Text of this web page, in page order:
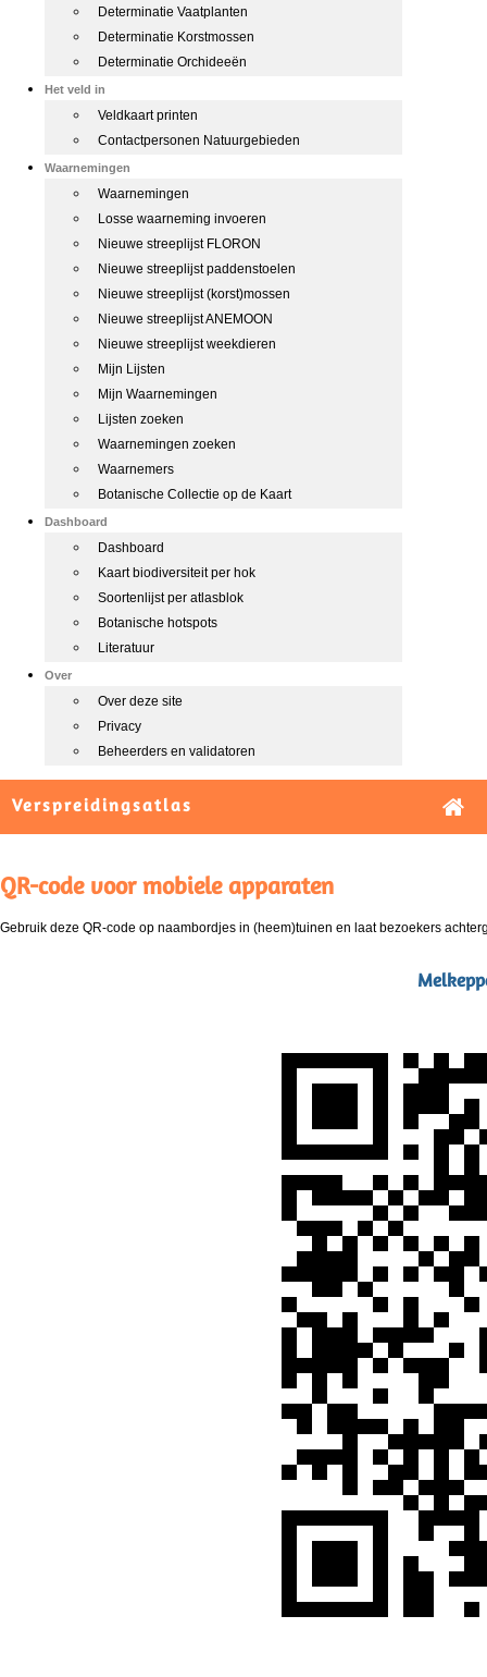
Determinatie Vaatplanten
Determinatie Korstmossen
Determinatie Orchideeën
Het veld in
Veldkaart printen
Contactpersonen Natuurgebieden
Waarnemingen
Waarnemingen
Losse waarneming invoeren
Nieuwe streeplijst FLORON
Nieuwe streeplijst paddenstoelen
Nieuwe streeplijst (korst)mossen
Nieuwe streeplijst ANEMOON
Nieuwe streeplijst weekdieren
Mijn Lijsten
Mijn Waarnemingen
Lijsten zoeken
Waarnemingen zoeken
Waarnemers
Botanische Collectie op de Kaart
Dashboard
Dashboard
Kaart biodiversiteit per hok
Soortenlijst per atlasblok
Botanische hotspots
Literatuur
Over
Over deze site
Privacy
Beheerders en validatoren
Verspreidingsatlas
QR-code voor mobiele apparaten
Gebruik deze QR-code op naambordjes in (heem)tuinen en laat bezoekers